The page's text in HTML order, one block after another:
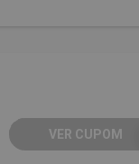
VER CUPOM